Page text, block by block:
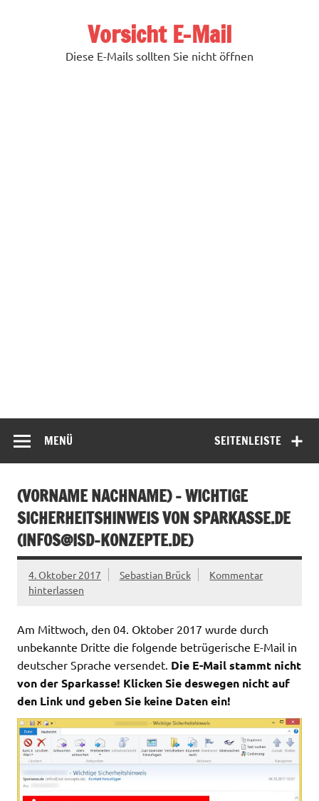
Vorsicht E-Mail
Diese E-Mails sollten Sie nicht öffnen
SEITENLEISTE
MENÜ
(VORNAME NACHNAME) – WICHTIGE
SICHERHEITSHINWEIS VON SPARKASSE.DE
(INFOS@ISD-KONZEPTE.DE)
4. Oktober 2017 Sebastian Brück
Kommentar
hinterlassen
Am Mittwoch, den 04. Oktober 2017 wurde durch
unbekannte Dritte die folgende betrügerische E-Mail in
deutscher Sprache versendet. Die E-Mail stammt nicht
von der Sparkasse! Klicken Sie deswegen nicht auf
den Link und geben Sie keine Daten ein!